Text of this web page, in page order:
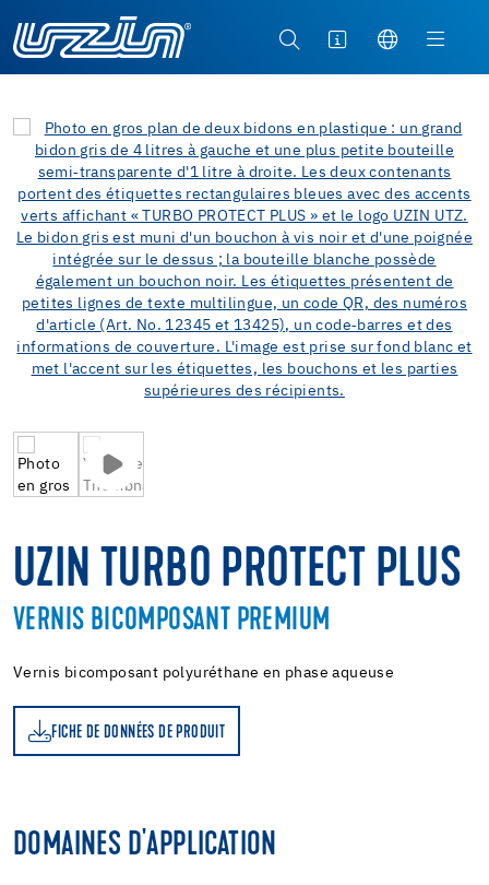
UZIN TURBO PROTECT PLUS
VERNIS BICOMPOSANT PREMIUM
Vernis bicomposant polyuréthane en phase aqueuse
FICHE DE DONNÉES DE PRODUIT
DOMAINES D'APPLICATION